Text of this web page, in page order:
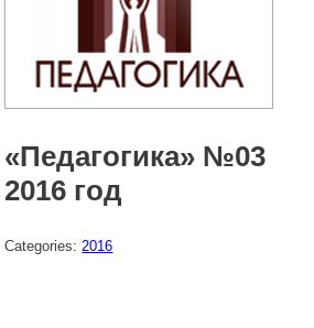
«Педагогика» №03
2016 год
Categories: 2016